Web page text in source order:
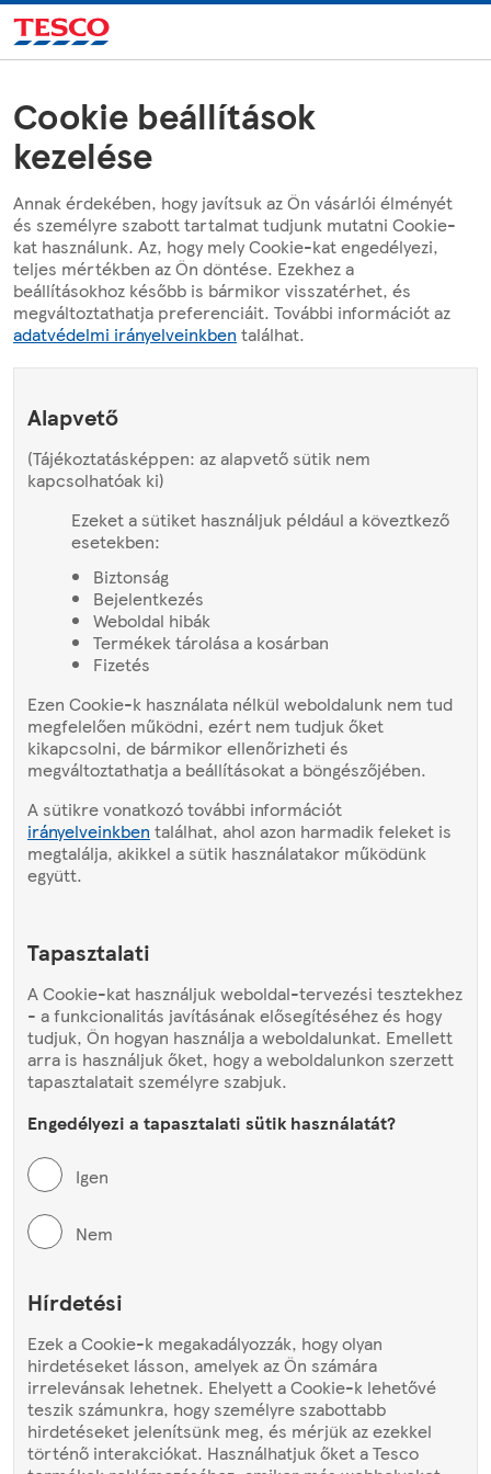
Cookie beállítások
kezelése
Annak érdekében, hogy javítsuk az Ön vásárlói élményét
és személyre szabott tartalmat tudjunk mutatni Cookie-
kat használunk. Az, hogy mely Cookie-kat engedélyezi,
teljes mértékben az Ön döntése. Ezekhez a
beállításokhoz később is bármikor visszatérhet, és
megváltoztathatja preferenciáit. További információt az
adatvédelmi irányelveinkben találhat.
Alapvető
(Tájékoztatásképpen: az alapvető sütik nem
kapcsolhatóak ki)
Ezeket a sütiket használjuk például a köveztkező
esetekben:
Biztonság
Bejelentkezés
Weboldal hibák
Termékek tárolása a kosárban
Fizetés
Ezen Cookie-k használata nélkül weboldalunk nem tud
megfelelően működni, ezért nem tudjuk őket
kikapcsolni, de bármikor ellenőrizheti és
megváltoztathatja a beállításokat a böngészőjében.
A sütikre vonatkozó további információt
irányelveinkben találhat, ahol azon harmadik feleket is
megtalálja, akikkel a sütik használatakor működünk
együtt.
Tapasztalati
A Cookie-kat használjuk weboldal-tervezési tesztekhez
- a funkcionalitás javításának elősegítéséhez és hogy
tudjuk, Ön hogyan használja a weboldalunkat. Emellett
arra is használjuk őket, hogy a weboldalunkon szerzett
tapasztalatait személyre szabjuk.
Engedélyezi a tapasztalati sütik használatát?
Igen
Nem
Hírdetési
Ezek a Cookie-k megakadályozzák, hogy olyan
hirdetéseket lásson, amelyek az Ön számára
irrelevánsak lehetnek. Ehelyett a Cookie-k lehetővé
teszik számunkra, hogy személyre szabottabb
hirdetéseket jelenítsünk meg, és mérjük az ezekkel
történő interakciókat. Használhatjuk őket a Tesco